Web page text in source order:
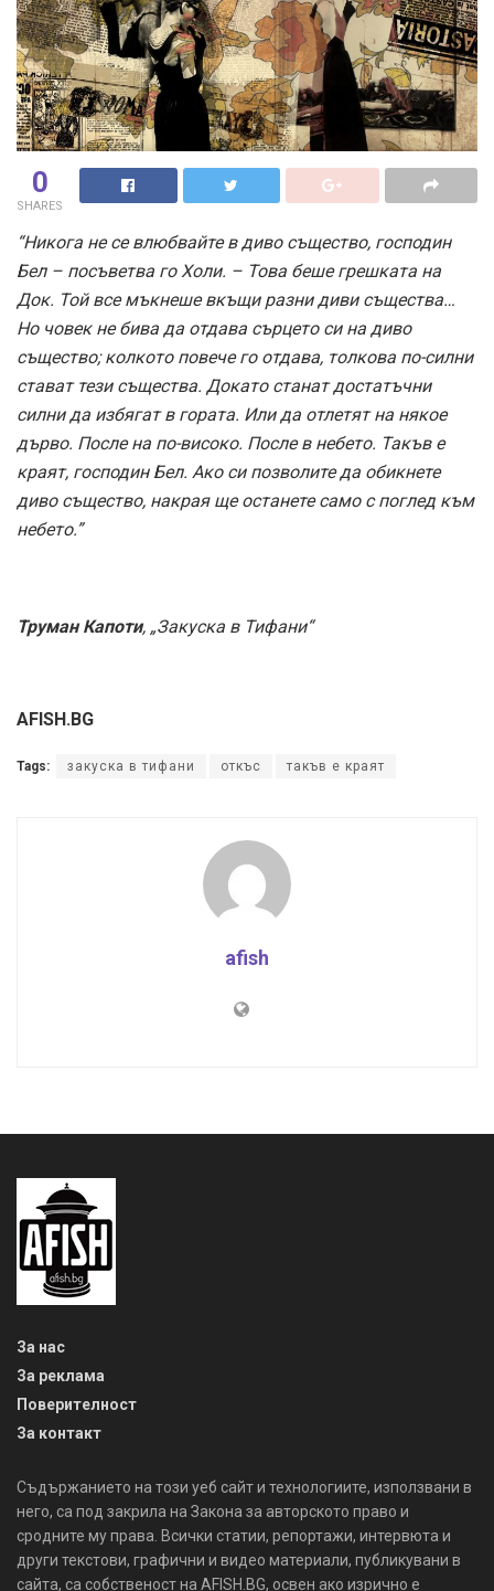
0
SHARES
“Никога не се влюбвайте в диво същество, господин
Бел – посъветва го Холи. – Това беше грешката на
Док. Той все мъкнеше вкъщи разни диви същества…
Но човек не бива да отдава сърцето си на диво
същество; колкото повече го отдава, толкова по-силни
стават тези същества. Докато станат достатъчни
силни да избягат в гората. Или да отлетят на някое
дърво. После на по-високо. После в небето. Такъв е
краят, господин Бел. Ако си позволите да обикнете
диво същество, накрая ще останете само с поглед към
небето.”
Труман Капоти, „Закуска в Тифани“
AFISH.BG
Tags: закуска в тифани откъс такъв е краят
afish
За нас
За реклама
Поверителност
За контакт
Съдържанието на този уеб сайт и технологиите, използвани в
него, са под закрила на Закона за авторското право и
сродните му права. Всички статии, репортажи, интервюта и
други текстови, графични и видео материали, публикувани в
сайта, са собственост на AFISH.BG, освен ако изрично е